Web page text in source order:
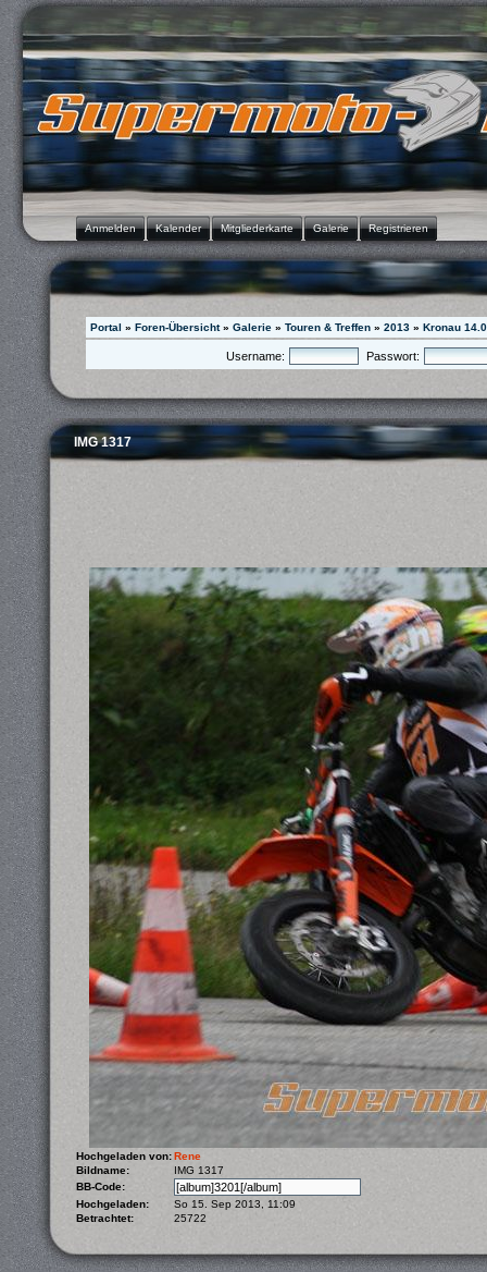
Anmelden Kalender Mitgliederkarte Galerie Registrieren
Portal » Foren-Übersicht» Galerie » Touren & Treffen » 2013 » Kronau
Username: Passwort:
IMG 1317
Hochgeladen von:Rene
Bildname:
IMG 1317
BB-Code:
Hochgeladen:
So 15. Sep 2013, 11:09
Betrachtet:
25722